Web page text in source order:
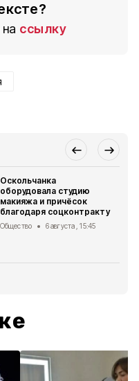
ссылку
Оскольчанка
оборудовала студию
макияжа и причёсок
благодаря соцконтракту
Общество 6 августа , 15:45